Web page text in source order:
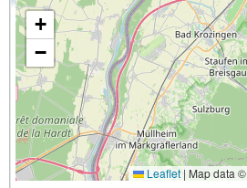
+
−
Leaflet | Map data ©